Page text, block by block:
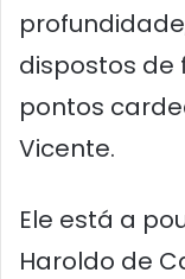
dispostos de
pontos
Vicente.
Ele está a
Haroldo de